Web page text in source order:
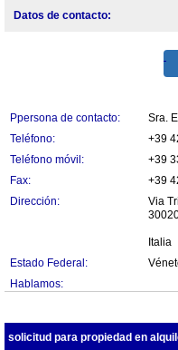
Datos de contacto:
Ppersona de contacto:
Sra.
Teléfono:
+39
Teléfono móvil:
+39
Fax:
+39
Dirección:
Via
Italia
Estado Federal:
Hablamos:
solicitud para propiedad en